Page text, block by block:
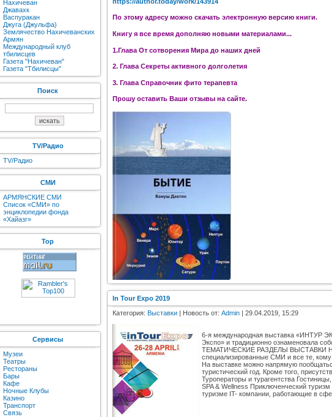
Нахичеван
Джавахк
Васпуракан
Джуга (Джульфа)
Землячество Нахичеванских
Армян
Международный клуб
тбилисцев
Газета "Нахичеван"
Газета "Тбилисцы"
Поиск
TV/Радио
TV/Радио
СМИ
АРМЯНСКИЕ СМИ
Список «СМИ» по
энциклопедии фонда
«Хайазг»
Top
Сервисы
Музеи
Театры
Рестораны
Бары
Кафе
Ночные Клубы
Казино
Транспорт
Связь
По этому адресу можно скачать электронную версию книги.
Книгу я все время дополняю новыми материалами...
1.Глава От сотворения Мира до наших дней
2. Глава Секреты активного долголетия
3. Глава Справочник фито терапевта
Прошу оставить Ваши отзывы на сайте.
In Tour Expo 2019
Категория: Выставки | Новость от: Admin | 29.04.2019, 15:29
6-я международная выставка «ИНТУР
Экспо» и традиционно ознаменовала
ТЕМАТИЧЕСКИЕ РАЗДЕЛЫ ВЫСТАВКИ На
специализированные СМИ и все те,
На выставке можно напрямую
туристический год. Кроме того,
Туроператоры и турагентства
SPA & Wellness Приключенческий
туризме IT- компании, работающие в